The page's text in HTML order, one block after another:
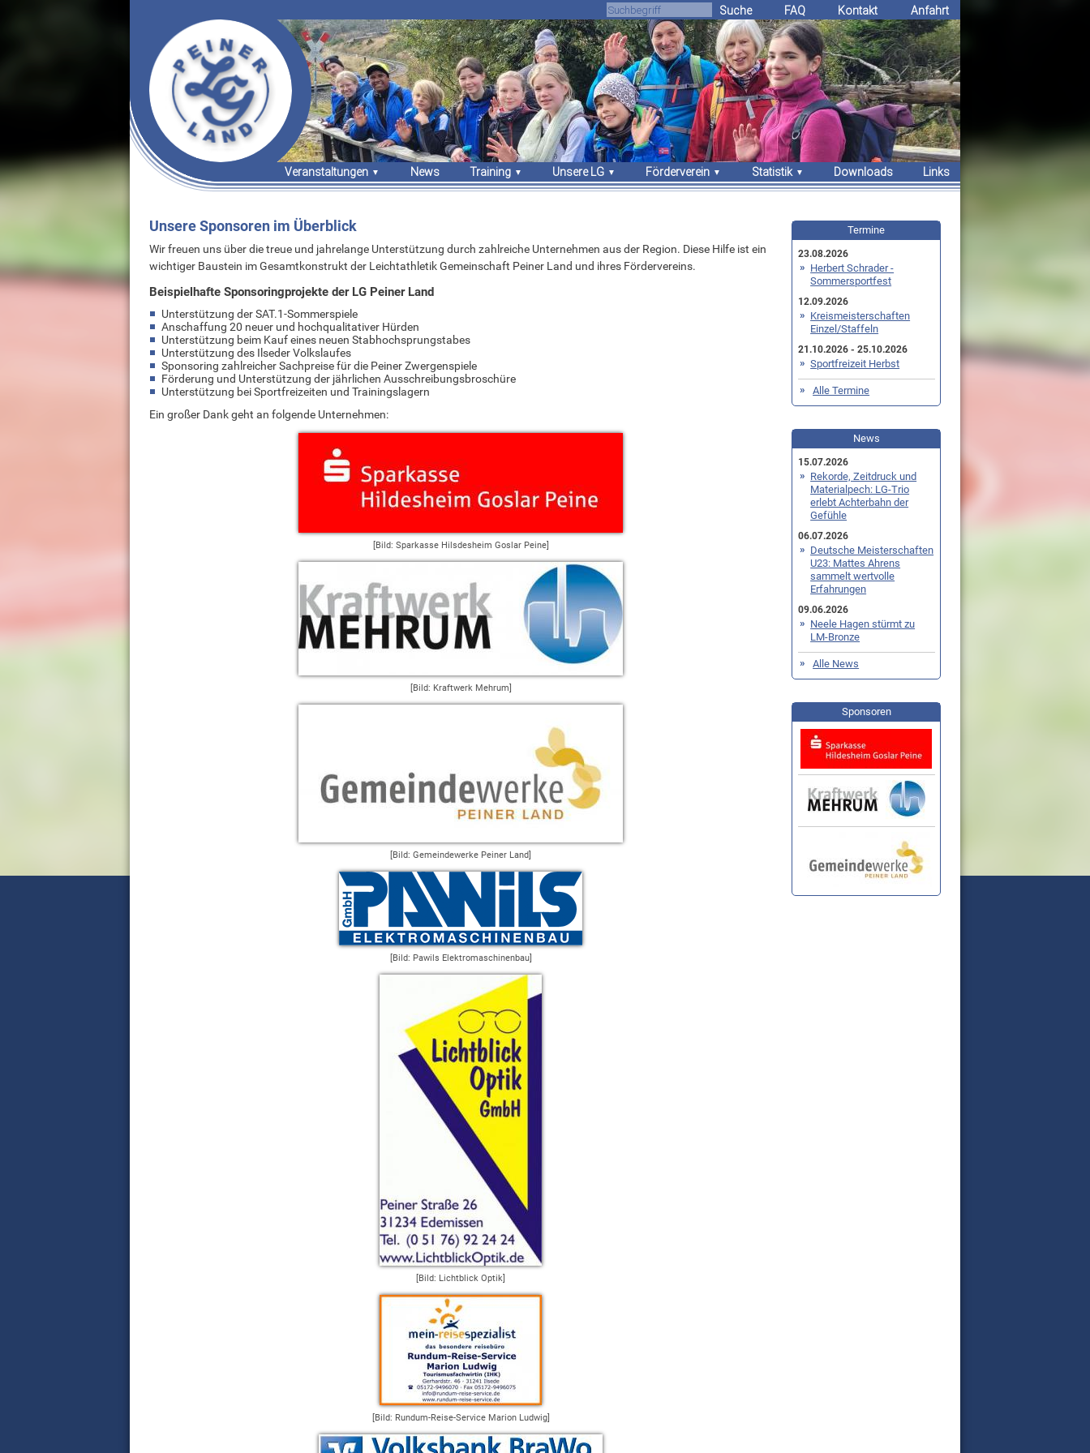
Veranstaltungen
Termine & Ergebnisse
News
Training
Trainingszeiten
Unsere LG
Über uns
Stammvereine
Bekleidung
Förderverein
Unsere Arbeit
Sponsoren
Statistik
Erfolge
Downloads Links
Suche FAQ Kontakt Anfahrt
Unsere Sponsoren im Überblick
Wir freuen uns über die treue und jahrelange Unterstützung durch zahlreiche Unternehmen aus der Region. Diese Hilfe ist ein
wichtiger Baustein im Gesamtkonstrukt der Leichtathletik Gemeinschaft Peiner Land und ihres Fördervereins.
Beispielhafte Sponsoringprojekte der LG Peiner Land
Unterstützung der SAT.1-Sommerspiele
Anschaffung 20 neuer und hochqualitativer Hürden
Unterstützung beim Kauf eines neuen Stabhochsprungstabes
Unterstützung des Ilseder Volkslaufes
Sponsoring zahlreicher Sachpreise für die Peiner Zwergenspiele
Förderung und Unterstützung der jährlichen Ausschreibungsbroschüre
Unterstützung bei Sportfreizeiten und Trainingslagern
Ein großer Dank geht an folgende Unternehmen:
[Bild: Sparkasse Hilsdesheim Goslar Peine]
[Bild: Kraftwerk Mehrum]
[Bild: Gemeindewerke Peiner Land]
[Bild: Pawils Elektromaschinenbau]
[Bild: Lichtblick Optik]
[Bild: Rundum-Reise-Service Marion Ludwig]
Termine
23.08.2026
Herbert Schrader -
Sommersportfest
12.09.2026
Kreismeisterschaften
Einzel/Staffeln
21.10.2026 - 25.10.2026
Sportfreizeit Herbst
Alle Termine
News
15.07.2026
Rekorde, Zeitdruck und
Materialpech: LG-Trio
erlebt Achterbahn der
Gefühle
06.07.2026
Deutsche Meisterschaften
U23: Mattes Ahrens
sammelt wertvolle
Erfahrungen
09.06.2026
Neele Hagen stürmt zu
LM-Bronze
Alle News
Sponsoren